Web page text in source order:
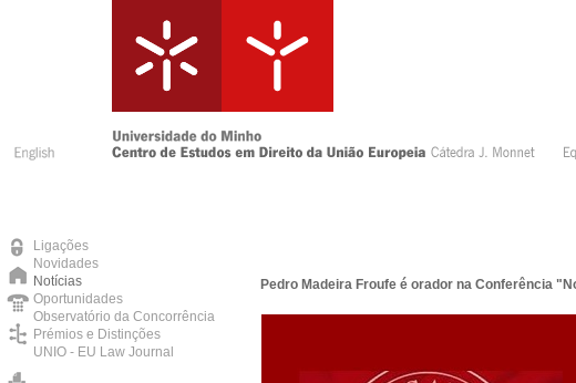
Ligações
Novidades
Notícias
Oportunidades
Observatório da Concorrência
Prémios e Distinções
UNIO - EU Law Journal
Pedro Madeira Froufe é orador na Conferência